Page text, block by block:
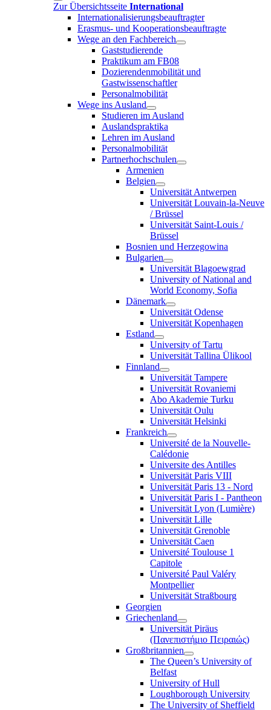
Zur Übersichtsseite International
Internationalisierungsbeauftragter
Erasmus- und Kooperationsbeauftragte
Wege an den Fachbereich
Gaststudierende
Praktikum am FB08
Dozierendenmobilität und
Gastwissenschaftler
Personalmobilität
Wege ins Ausland
Studieren im Ausland
Auslandspraktika
Lehren im Ausland
Personalmobilität
Partnerhochschulen
Armenien
Belgien
Universität Antwerpen
Universität Louvain-la-Neuve
/ Brüssel
Universität Saint-Louis /
Brüssel
Bosnien und Herzegowina
Bulgarien
Universität Blagoewgrad
University of National and
World Economy, Sofia
Dänemark
Universität Odense
Universität Kopenhagen
Estland
University of Tartu
Universität Tallina Ülikool
Finnland
Universität Tampere
Universität Rovaniemi
Abo Akademie Turku
Universität Oulu
Universität Helsinki
Frankreich
Université de la Nouvelle-
Calédonie
Universite des Antilles
Universität Paris VIII
Universität Paris 13 - Nord
Universität Paris I - Pantheon
Universität Lyon (Lumière)
Universität Lille
Universität Grenoble
Universität Caen
Université Toulouse 1
Capitole
Université Paul Valéry
Montpellier
Universität Straßbourg
Georgien
Griechenland
Universität Piräus
(Πανεπιστήμιο Πειραιώς)
Großbritannien
The Queen’s University of
Belfast
University of Hull
Loughborough University
The University of Sheffield